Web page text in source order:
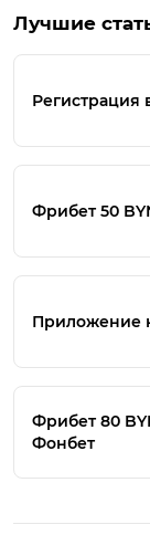
Лучшие
Регистрация
Фрибет 50
Приложение
Фрибет 80
Фонбет